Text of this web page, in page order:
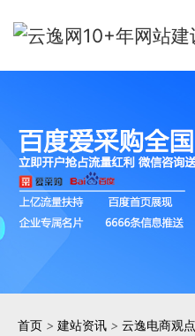
首页 > 建站资讯 > 云逸电商观点